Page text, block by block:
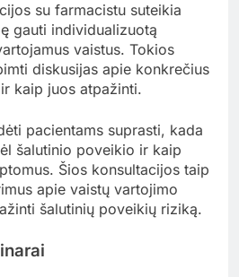
su farmacistu suteikia
gauti individualizuotą
vaistus. Tokios
diskusijas apie konkrečius
kaip juos atpažinti.
pacientams suprasti, kada
šalutinio poveikio ir kaip
Šios konsultacijos taip
apie vaistų vartojimo
šalutinių poveikių riziką.